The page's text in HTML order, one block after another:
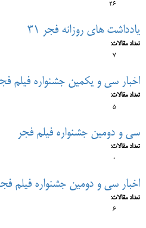
26
یادداشت های روزانه فجر 31
تعداد مقالات:
7
اخبار سی و یکمین جشنواره فیلم
تعداد مقالات:
5
سی و دومین جشنواره فیلم فجر
تعداد مقالات:
0
اخبار سی و دومین جشنواره فیلم
تعداد مقالات:
6